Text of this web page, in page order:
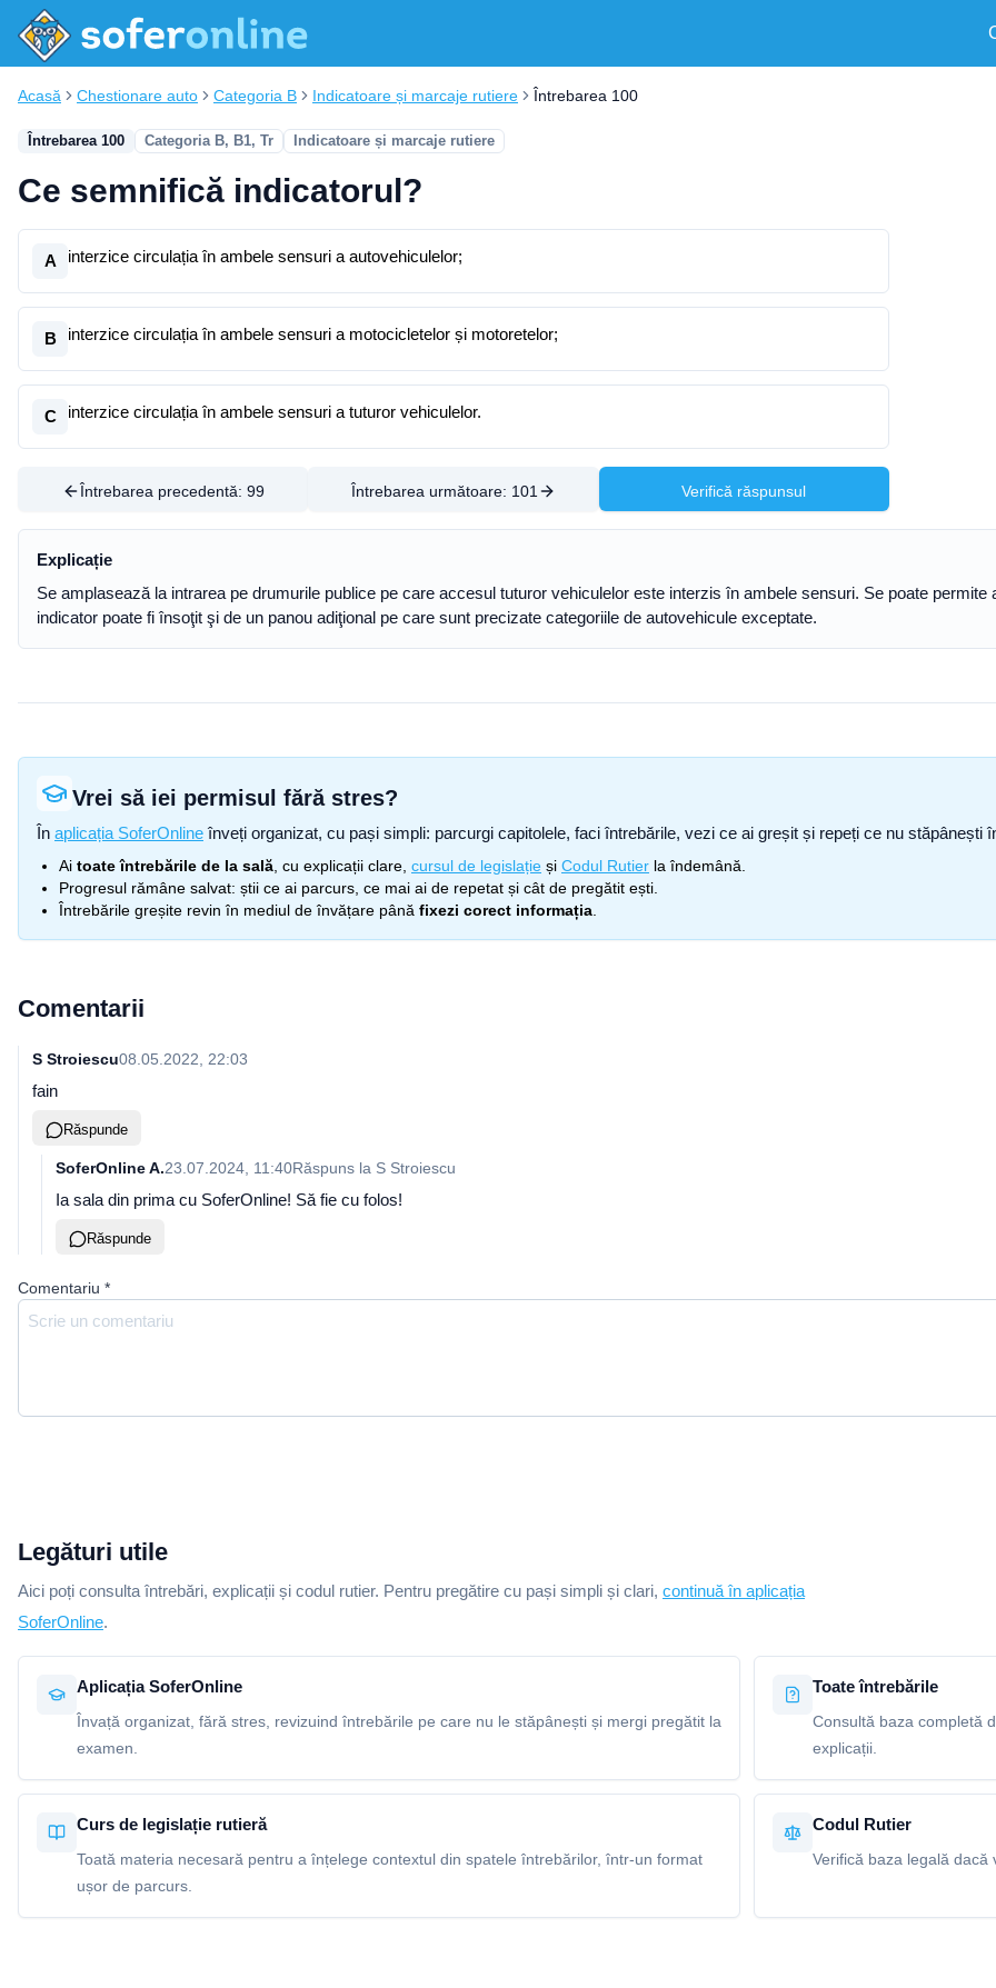
Acasă Chestionare auto Categoria B Indicatoare și marcaje rutiere Întrebarea 100
Întrebarea 100 Categoria B, B1, Tr Indicatoare și marcaje rutiere
Ce semnifică indicatorul?
A interzice circulația în ambele sensuri a autovehiculelor;
B interzice circulația în ambele sensuri a motocicletelor și motoretelor;
C interzice circulația în ambele sensuri a tuturor vehiculelor.
Întrebarea precedentă: 99 Întrebarea următoare: 101 Verifică răspunsul
Explicație
Se amplasează la intrarea pe drumurile publice pe care accesul tuturor vehiculelor este interzis în ambele sensuri. Se poate
indicator poate fi însoţit şi de un panou adiţional pe care sunt precizate categoriile de autovehicule exceptate.
Vrei să iei permisul fără stres?
În aplicația SoferOnline înveți organizat, cu pași simpli: parcurgi capitolele, faci întrebările, vezi ce ai greșit și repeți ce nu
Ai toate întrebările de la sală , cu explicații clare, cursul de legislație și Codul Rutier la îndemână.
Progresul rămâne salvat: știi ce ai parcurs, ce mai ai de repetat și cât de pregătit ești.
Întrebările greșite revin în mediul de învățare până fixezi corect informația
Comentarii
S Stroiescu08.05.2022, 22:03
fain
Răspunde
SoferOnline A.23.07.2024, 11:40Răspuns la S Stroiescu
Ia sala din prima cu SoferOnline! Să fie cu folos!
Răspunde
Comentariu *
Legături utile
Aici poți consulta întrebări, explicații și codul rutier. Pentru pregătire cu pași simpli și clari, continuă în aplicația
SoferOnline.
Aplicația SoferOnline
Învață organizat, fără stres, revizuind întrebările pe care nu le stăpânești și mergi pregătit la
examen.
Toate întrebările
Consultă baza completă
explicații.
Curs de legislație rutieră
Toată materia necesară pentru a înțelege contextul din spatele întrebărilor, într-un format
ușor de parcurs.
Codul Rutier
Verifică baza legală dacă